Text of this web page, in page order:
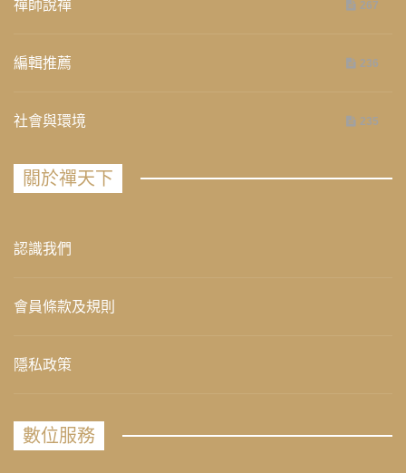
禪師說禪 267
編輯推薦 236
社會與環境 235
關於禪天下
認識我們
會員條款及規則
隱私政策
數位服務